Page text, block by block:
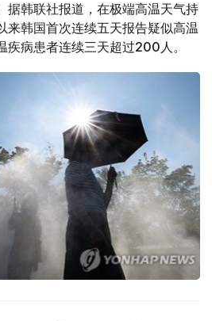
据韩联社报道，在极端高温天气持
来韩国首次连续五天报告疑似高温
疾病患者连续三天超过200人。